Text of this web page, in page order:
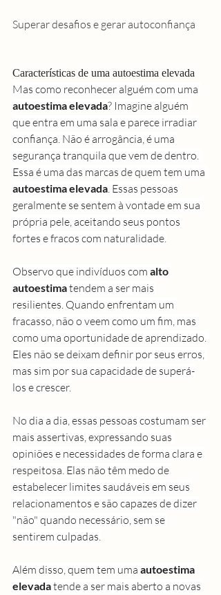
Superar desafios e gerar autoconfiança
Características de uma autoestima elevada
Mas como reconhecer alguém com uma
autoestima elevada? Imagine alguém
que entra em uma sala e parece irradiar
confiança. Não é arrogância, é uma
segurança tranquila que vem de dentro.
Essa é uma das marcas de quem tem uma
autoestima elevada. Essas pessoas
geralmente se sentem à vontade em sua
própria pele, aceitando seus pontos
fortes e fracos com naturalidade.
Observo que indivíduos com alto
autoestima tendem a ser mais
resilientes. Quando enfrentam um
fracasso, não o veem como um fim, mas
como uma oportunidade de aprendizado.
Eles não se deixam definir por seus erros,
mas sim por sua capacidade de superá-
los e crescer.
No dia a dia, essas pessoas costumam ser
mais assertivas, expressando suas
opiniões e necessidades de forma clara e
respeitosa. Elas não têm medo de
estabelecer limites saudáveis em seus
relacionamentos e são capazes de dizer
"não" quando necessário, sem se
sentirem culpadas.
Além disso, quem tem uma autoestima
elevada tende a ser mais aberto a novas